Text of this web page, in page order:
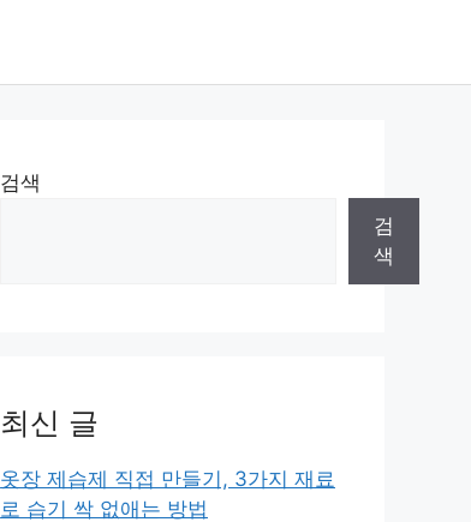
검색
검
색
최신 글
옷장 제습제 직접 만들기, 3가지 재료
로 습기 싹 없애는 방법